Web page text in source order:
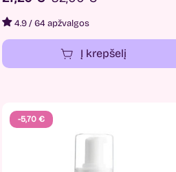
4.9/64 apžvalgos
Į krepšelį
-5,70 €